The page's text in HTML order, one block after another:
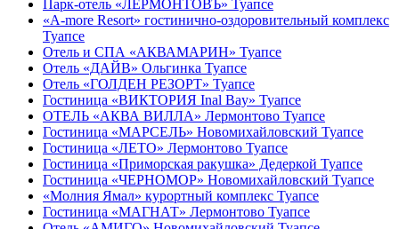
Парк-отель «ЛЕРМОНТОВЪ» Туапсе
«A-more Resort» гостинично-оздоровительный комплекс
Туапсе
Отель и СПА «АКВАМАРИН» Туапсе
Отель «ДАЙВ» Ольгинка Туапсе
Отель «ГОЛДЕН РЕЗОРТ» Туапсе
Гостиница «ВИКТОРИЯ Inal Bay» Туапсе
ОТЕЛЬ «АКВА ВИЛЛА» Лермонтово Туапсе
Гостиница «МАРСЕЛЬ» Новомихайловский Туапсе
Гостиница «ЛЕТО» Лермонтово Туапсе
Гостиница «Приморская ракушка» Дедеркой Туапсе
Гостиница «ЧЕРНОМОР» Новомихайловский Туапсе
«Молния Ямал» курортный комплекс Туапсе
Гостиница «МАГНАТ» Лермонтово Туапсе